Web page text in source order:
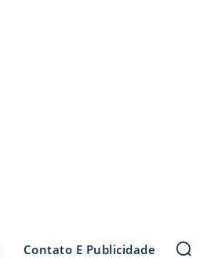
Contato E Publicidade